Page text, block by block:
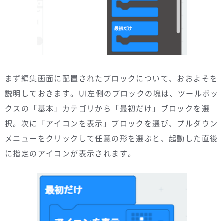
まず編集画面に配置されたブロックについて、おおよそを
説明しておきます。UI左側のブロックの塊は、ツールボッ
クスの「基本」カテゴリから「最初だけ」ブロックを選
択。次に「アイコンを表示」ブロックを選び、プルダウン
メニューをクリックして任意の形を選ぶと、起動した直後
に指定のアイコンが表示されます。